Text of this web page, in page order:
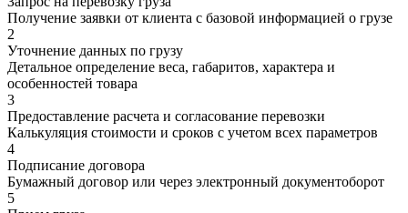
Получение заявки от клиента с базовой информацией о грузе
2
Уточнение данных по грузу
Детальное определение веса, габаритов, характера и
особенностей товара
3
Предоставление расчета и согласование перевозки
Калькуляция стоимости и сроков с учетом всех параметров
4
Подписание договора
Бумажный договор или через электронный документоборот
5